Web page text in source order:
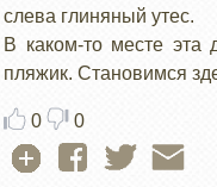
слева глиняный утес.
В каком-то месте эта
пляжик. Становимся
0 0